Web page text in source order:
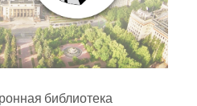
библиотека